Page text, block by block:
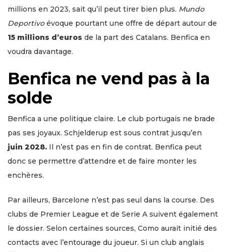
millions en 2023, sait qu’il peut tirer bien plus. Mundo
Deportivoévoque pourtant une offre de départ autour de
15 millions d’euros de la part des Catalans. Benfica en
voudra davantage.
Benfica ne vend pas à la
solde
Benfica a une politique claire. Le club portugais ne bradе
pas ses joyaux. Schjelderup est sous contrat jusqu’en
juin 2028. Il n’est pas en fin de contrat. Benfica peut
donc se permettre d’attendre et de faire monter les
enchères.
Par ailleurs, Barcelone n’est pas seul dans la course. Des
clubs de Premier League et de Serie A suivent également
le dossier. Selon certaines sources, Como aurait initié des
contacts avec l’entourage du joueur. Si un club anglais